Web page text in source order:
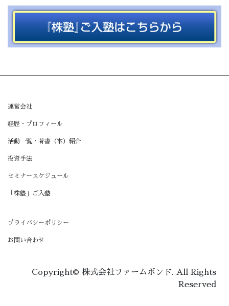
運営会社
経歴・プロフィール
活動一覧・著書（本）紹介
投資手法
セミナースケジュール
「株塾」ご入塾
プライバシーポリシー
お問い合わせ
Copyright© 株式会社ファームボンド. All Rights
Reserved